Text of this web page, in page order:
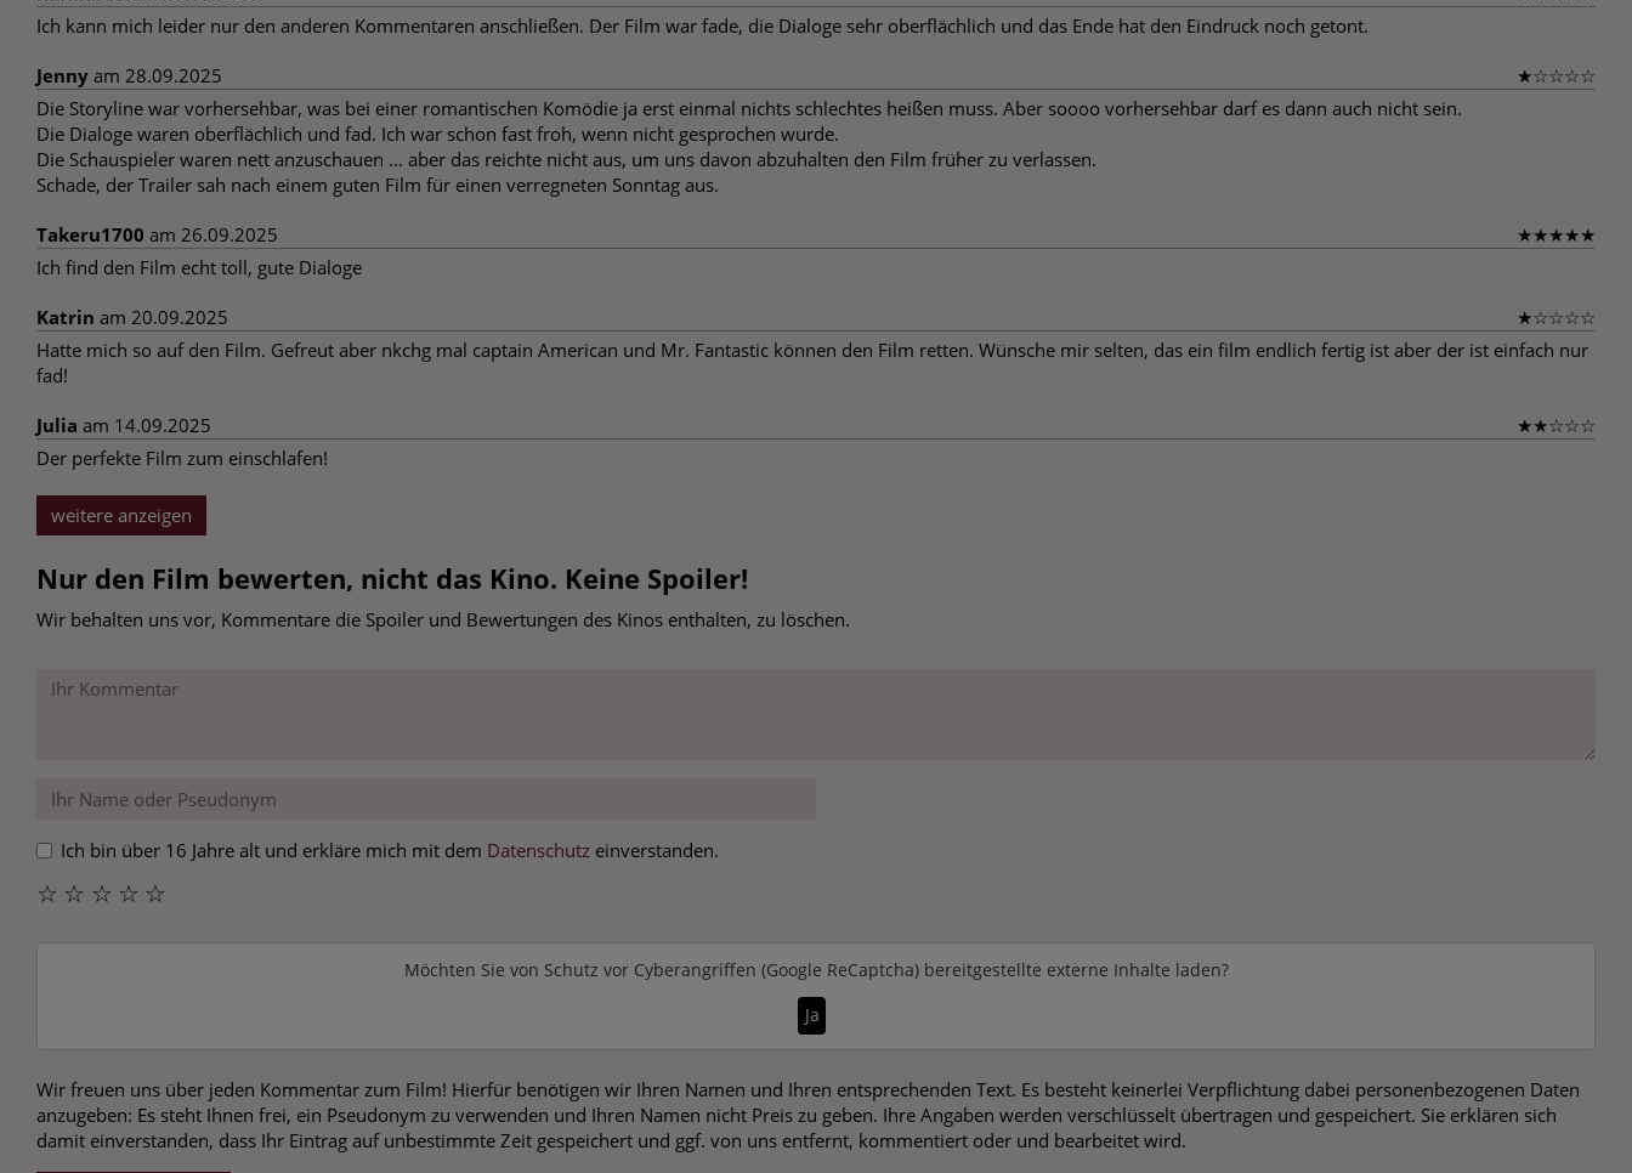
Ich kann mich leider nur den anderen Kommentaren anschließen. Der Film war fade, die Dialoge sehr oberflächlich und das Ende hat den Eindruck noch getont.
Jenny am 28.09.2025 ★☆☆☆☆
Die Storyline war vorhersehbar, was bei einer romantischen Komödie ja erst einmal nichts schlechtes heißen muss. Aber soooo vorhersehbar darf es dann auch nicht sein.
Die Dialoge waren oberflächlich und fad. Ich war schon fast froh, wenn nicht gesprochen wurde.
Die Schauspieler waren nett anzuschauen … aber das reichte nicht aus, um uns davon abzuhalten den Film früher zu verlassen.
Schade, der Trailer sah nach einem guten Film für einen verregneten Sonntag aus.
Takeru1700 am 26.09.2025 ★★★★★
Ich find den Film echt toll, gute Dialoge
Katrin am 20.09.2025 ★☆☆☆☆
Hatte mich so auf den Film. Gefreut aber nkchg mal captain American und Mr. Fantastic können den Film retten. Wünsche mir selten, das ein film endlich fertig ist aber der ist einfach nur
fad!
Julia am 14.09.2025 ★★☆☆☆
Der perfekte Film zum einschlafen!
weitere anzeigen
Nur den Film bewerten, nicht das Kino. Keine Spoiler!
Wir behalten uns vor, Kommentare die Spoiler und Bewertungen des Kinos enthalten, zu löschen.
Ich bin über 16 Jahre alt und erkläre mich mit dem Datenschutz einverstanden.
☆
☆
☆
☆
☆
Möchten Sie von Schutz vor Cyberangriffen (Google ReCaptcha)bereitgestellte externe Inhalte laden?
Ja
Wir freuen uns über jeden Kommentar zum Film! Hierfür benötigen wir Ihren Namen und Ihren entsprechenden Text. Es besteht keinerlei Verpflichtung dabei personenbezogenen Daten
anzugeben: Es steht Ihnen frei, ein Pseudonym zu verwenden und Ihren Namen nicht Preis zu geben. Ihre Angaben werden verschlüsselt übertragen und gespeichert. Sie erklären sich
damit einverstanden, dass Ihr Eintrag auf unbestimmte Zeit gespeichert und ggf. von uns entfernt, kommentiert oder und bearbeitet wird.